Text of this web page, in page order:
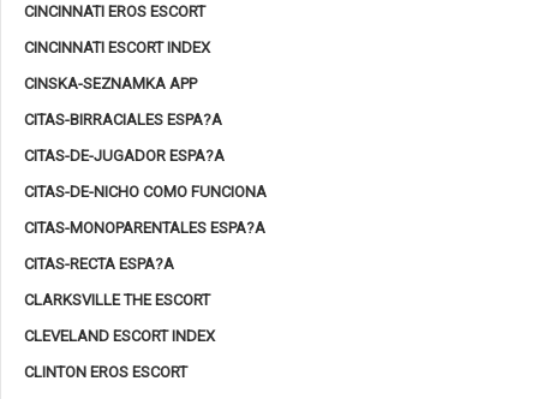
CINCINNATI EROS ESCORT
CINCINNATI ESCORT INDEX
CINSKA-SEZNAMKA APP
CITAS-BIRRACIALES ESPA?A
CITAS-DE-JUGADOR ESPA?A
CITAS-DE-NICHO COMO FUNCIONA
CITAS-MONOPARENTALES ESPA?A
CITAS-RECTA ESPA?A
CLARKSVILLE THE ESCORT
CLEVELAND ESCORT INDEX
CLINTON EROS ESCORT